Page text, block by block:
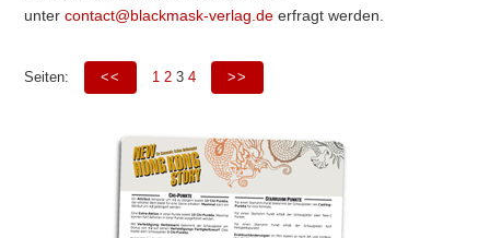
unter contact@blackmask-verlag.de erfragt werden.
Seiten: << 1 2 3 4 >>